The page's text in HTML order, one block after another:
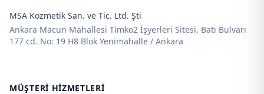
MSA Kozmetik San. ve Tic. Ltd. Şti
Ankara Macun Mahallesi Timko2 İşyerleri Sitesi, Batı Bulvarı
177 cd. No: 19 H8 Blok Yenimahalle / Ankara
MÜŞTERI HIZMETLERI